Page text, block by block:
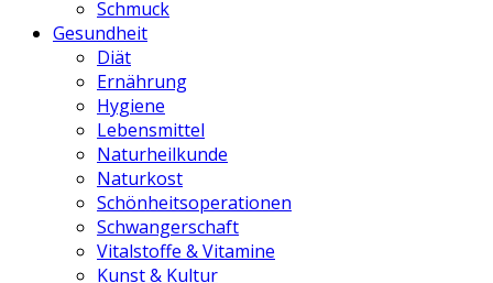
Schmuck
Gesundheit
Diät
Ernährung
Hygiene
Lebensmittel
Naturheilkunde
Naturkost
Schönheitsoperationen
Schwangerschaft
Vitalstoffe & Vitamine
Kunst & Kultur